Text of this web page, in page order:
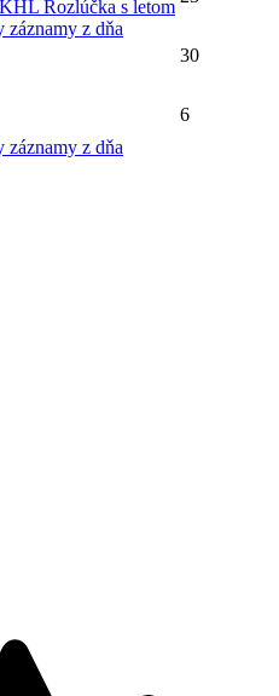
Rozlúčka s letom
z dňa
30
z dňa
6